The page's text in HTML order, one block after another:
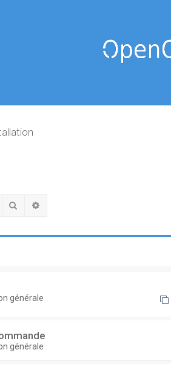
Rechercher
générale
générale